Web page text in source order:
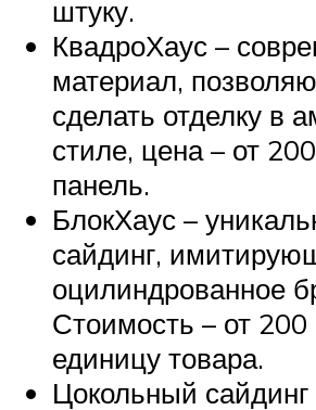
штуку.
КвадроХаус –
материал,
сделать отделку в
стиле, цена – от
панель.
БлокХаус –
сайдинг,
оцилиндрованное
Стоимость – от 200
единицу товара.
Цокольный сайдинг